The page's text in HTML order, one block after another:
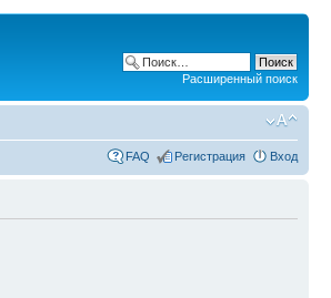
Расширенный поиск
FAQ Регистрация Вход